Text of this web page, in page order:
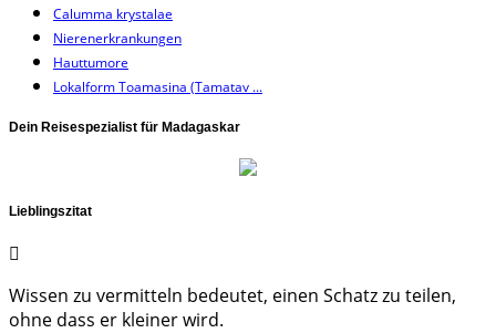
Calumma krystalae
Nierenerkrankungen
Hauttumore
Lokalform Toamasina (Tamatav ...
Dein Reisespezialist für Madagaskar
Lieblingszitat
Wissen zu vermitteln bedeutet, einen Schatz zu teilen,
ohne dass er kleiner wird.